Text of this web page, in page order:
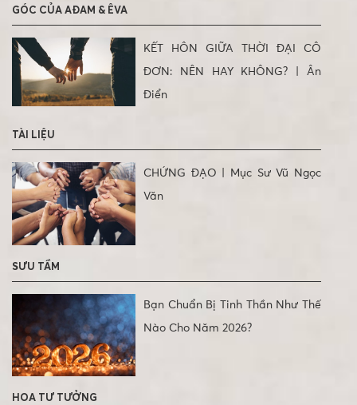
GÓC CỦA AĐAM & ÊVA
KẾT HÔN GIỮA THỜI ĐẠI CÔ
ĐƠN: NÊN HAY KHÔNG? | Ân
Điển
TÀI LIỆU
CHỨNG ĐẠO | Mục Sư Vũ Ngọc
Văn
SƯU TẦM
Bạn Chuẩn Bị Tinh Thần Như Thế
Nào Cho Năm 2026?
HOA TƯ TƯỞNG